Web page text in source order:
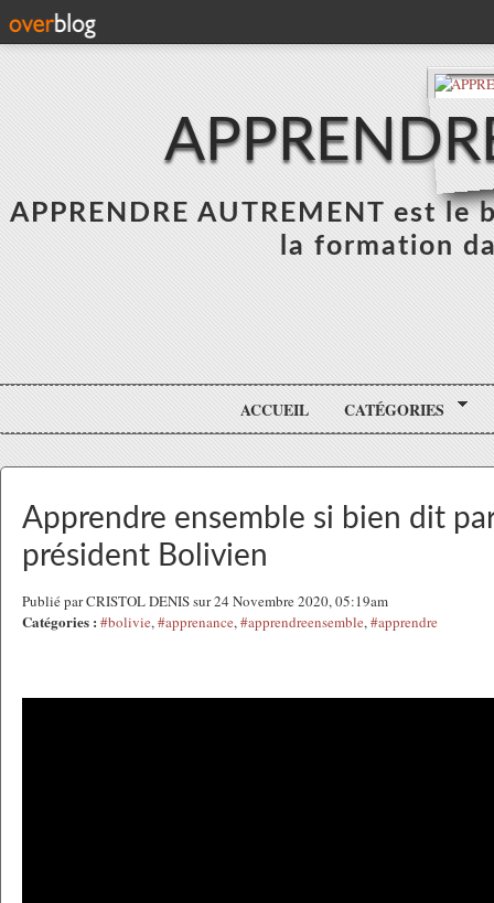
APPRENDRE AUTREMENT est
la formation
ACCUEIL CATÉGORIES
Apprendre ensemble si bien dit
président Bolivien
Publié par CRISTOL DENIS sur 24 Novembre 2020, 05:19am
Catégories : #bolivie,#apprenance,#apprendreensemble,#apprendre